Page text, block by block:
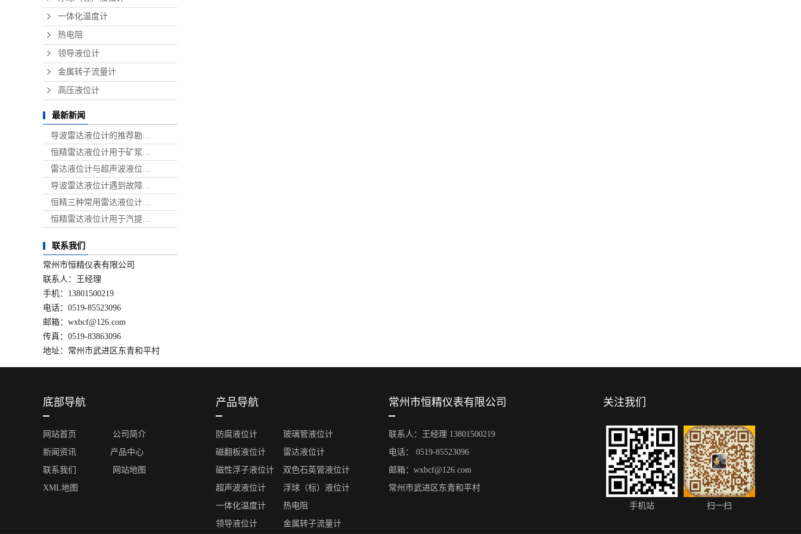
一体化温度计
热电阻
领导液位计
金属转子流量计
高压液位计
最新新闻
导波雷达液位计的推荐勘…
恒精雷达液位计用于矿浆…
雷达液位计与超声波液位…
导波雷达液位计遇到故障…
恒精三种常用雷达液位计…
恒精雷达液位计用于汽提…
联系我们
常州市恒精仪表有限公司
联系人：王经理
手机：13801500219
电话：0519-85523096
邮箱：wxbcf@126.com
传真：0519-83863096
地址：常州市武进区东青和平村
底部导航
网站首页
公司简介
新闻资讯
产品中心
联系我们
网站地图
XML地图
产品导航
防腐液位计
玻璃管液位计
磁翻板液位计
雷达液位计
磁性浮子液位计
双色石英管液位计
超声波液位计
浮球（标）液位计
一体化温度计
热电阻
领导液位计
金属转子流量计
常州市恒精仪表有限公司
联系人：王经理 13801500219
电话： 0519-85523096
邮箱：wxbcf@126.com
常州市武进区东青和平村
关注我们
手机站 扫一扫